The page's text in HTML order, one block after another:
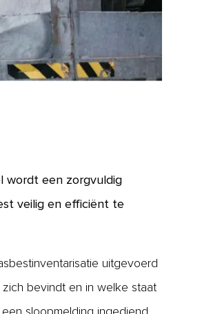
wordt een zorgvuldig
veilig en efficiënt te
uitgevoerd
bevindt en in welke staat